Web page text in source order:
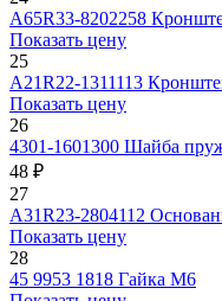
А65R33-8202258
Показать цену
25
А21R22-1311113
Показать цену
26
4301-1601300 Шайба
48 ₽
27
А31R23-2804112
Показать цену
28
45 9953 1818 Гайка М6